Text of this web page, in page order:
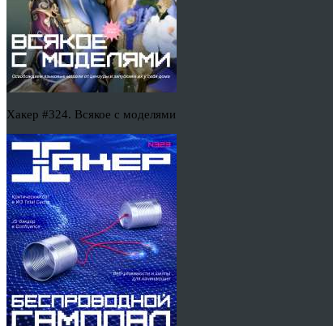
Хакер #324. Всякое с моделями